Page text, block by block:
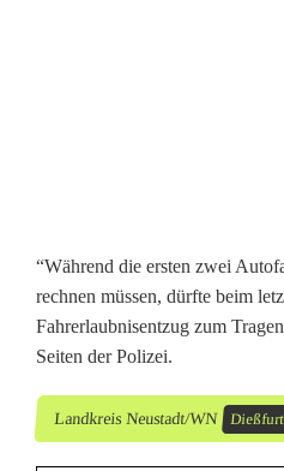
“Während die ersten zwei
rechnen müssen, dürfte beim
Fahrerlaubnisentzug zum
Seiten der Polizei.
Landkreis Neustadt/WN Dießfurt